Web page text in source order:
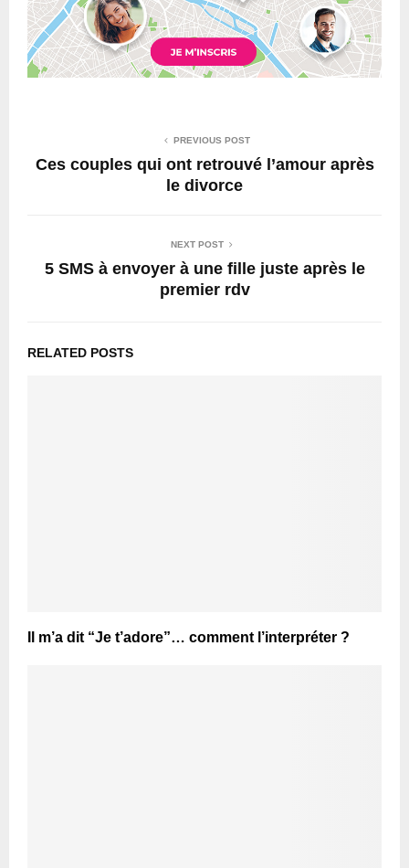
PREVIOUS POST
Ces couples qui ont retrouvé l’amour après
le divorce
NEXT POST
5 SMS à envoyer à une fille juste après le
premier rdv
RELATED POSTS
Il m’a dit “Je t’adore”… comment l’interpréter ?